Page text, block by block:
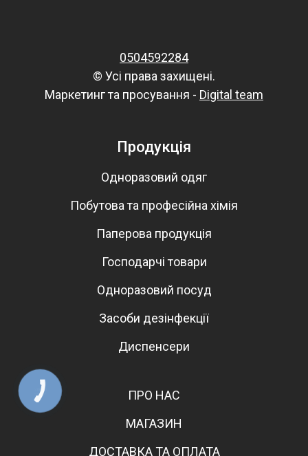
0504592284
© Усі права захищені.
Маркетинг та просування - Digital team
Продукція
Одноразовий одяг
Побутова та професійна хімія
Паперова продукція
Господарчі товари
Одноразовий посуд
Засоби дезінфекції
Диспенсери
ПРО НАС
МАГАЗИН
ДОСТАВКА ТА ОПЛАТА
КНОПКА
ЗВ'ЯЗКУ